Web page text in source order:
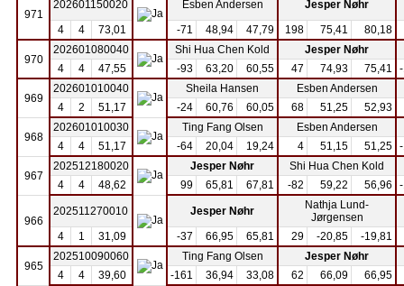
971
202601150020 Esben Andersen
Jesper Nøhr
4
4 73,01 -71 48,94 47,79 198 75,41 80,18
970
202601080040 Shi Hua Chen Kold
Jesper Nøhr
4
4 47,55 -93 63,20 60,55 47 74,93 75,41
969
202601010040 Sheila Hansen
Esben Andersen
4
2 51,17 -24 60,76 60,05 68 51,25 52,93
968
202601010030 Ting Fang Olsen
Esben Andersen
4
4 51,17 -64 20,04 19,24 4 51,15 51,25
967
202512180020 Jesper Nøhr
Shi Hua Chen Kold
4
4 48,62 99 65,81 67,81 -82 59,22 56,96
966
202511270010 Jesper Nøhr
Nathja Lund-
Jørgensen
4
1 31,09 -37 66,95 65,81 29 -20,85 -19,81
965
202510090060 Ting Fang Olsen
Jesper Nøhr
4
4 39,60 -161 36,94 33,08 62 66,09 66,95